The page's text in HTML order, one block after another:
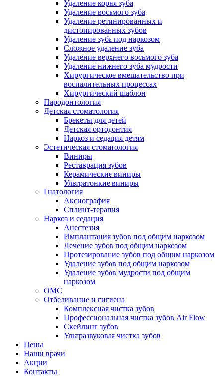
Удаление корня зуба
Удаление восьмого зуба
Удаление ретинированных и
дистопированных зубов
Удаление зуба под наркозом
Сложное удаление зуба
Удаление верхнего восьмого зуба
Удаление нижнего зуба мудрости
Хирургическое вмешательство при
воспалительных процессах
Хирургический шаблон
Пародонтология
Детская стоматология
Брекеты для детей
Детская ортодонтия
Наркоз и седация детям
Эстетическая стоматология
Виниры
Реставрация зубов
Керамические виниры
Ультратонкие виниры
Гнатология
Аксиография
Сплинт-терапия
Наркоз и седация
Анестезия
Имплантация зубов под общим наркозом
Лечение зубов под общим наркозом
Протезирование зубов под общим наркозом
Удаление зубов под общим наркозом
Удаление зубов мудрости под общим
наркозом
ОМС
Отбеливание и гигиена
Комплексная чистка зубов
Профессиональная чистка зубов Air Flow
Скейлинг зубов
Ультразвуковая чистка зубов
Цены
Наши врачи
Акции
Контакты